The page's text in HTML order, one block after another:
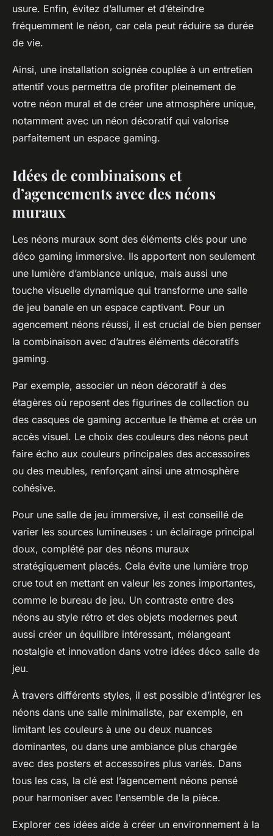
usure. Enfin, évitez d’allumer et d’éteindre
fréquemment le néon, car cela peut réduire sa durée
de vie.
Ainsi, une installation soignée couplée à un entretien
attentif vous permettra de profiter pleinement de
votre néon mural et de créer une atmosphère unique,
notamment avec un néon décoratif qui valorise
parfaitement un espace gaming.
Idées de combinaisons et
d’agencements avec des néons
muraux
Les néons muraux sont des éléments clés pour une
déco gaming immersive. Ils apportent non seulement
une lumière d’ambiance unique, mais aussi une
touche visuelle dynamique qui transforme une salle
de jeu banale en un espace captivant. Pour un
agencement néons réussi, il est crucial de bien penser
la combinaison avec d’autres éléments décoratifs
gaming.
Par exemple, associer un néon décoratif à des
étagères où reposent des figurines de collection ou
des casques de gaming accentue le thème et crée un
accès visuel. Le choix des couleurs des néons peut
faire écho aux couleurs principales des accessoires
ou des meubles, renforçant ainsi une atmosphère
cohésive.
Pour une salle de jeu immersive, il est conseillé de
varier les sources lumineuses : un éclairage principal
doux, complété par des néons muraux
stratégiquement placés. Cela évite une lumière trop
crue tout en mettant en valeur les zones importantes,
comme le bureau de jeu. Un contraste entre des
néons au style rétro et des objets modernes peut
aussi créer un équilibre intéressant, mélangeant
nostalgie et innovation dans votre idées déco salle de
jeu.
À travers différents styles, il est possible d’intégrer les
néons dans une salle minimaliste, par exemple, en
limitant les couleurs à une ou deux nuances
dominantes, ou dans une ambiance plus chargée
avec des posters et accessoires plus variés. Dans
tous les cas, la clé est l’agencement néons pensé
pour harmoniser avec l’ensemble de la pièce.
Explorer ces idées aide à créer un environnement à la